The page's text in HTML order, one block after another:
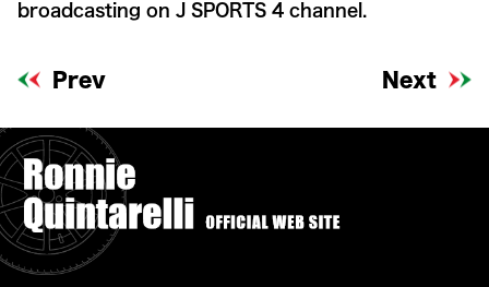
broadcasting on J SPORTS 4 channel.
Prev Next